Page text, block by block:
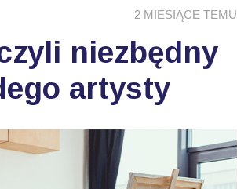
2 MIESIĄCE TEMU
niezbędny
artysty